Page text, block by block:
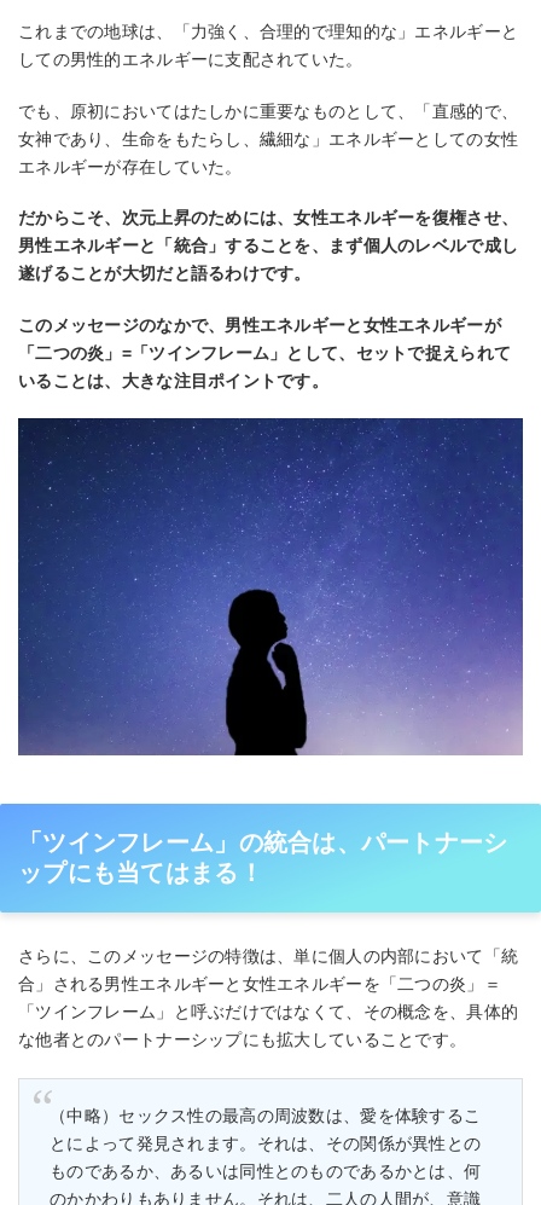
これまでの地球は、「力強く、合理的で理知的な」エネルギーと
しての男性的エネルギーに支配されていた。
でも、原初においてはたしかに重要なものとして、「直感的で、
女神であり、生命をもたらし、繊細な」エネルギーとしての女性
エネルギーが存在していた。
だからこそ、次元上昇のためには、女性エネルギーを復権させ、
男性エネルギーと「統合」することを、まず個人のレベルで成し
遂げることが大切だと語るわけです。
このメッセージのなかで、男性エネルギーと女性エネルギーが
「二つの炎」=「ツインフレーム」として、セットで捉えられて
いることは、大きな注目ポイントです。
「ツインフレーム」の統合は、パートナーシ
ップにも当てはまる！
さらに、このメッセージの特徴は、単に個⼈の内部において「統
合」される男性エネルギーと⼥性エネルギーを「⼆つの炎」＝
「ツインフレーム」と呼ぶだけではなくて、その概念を、具体的
な他者とのパートナーシップにも拡⼤していることです。
（中略）セックス性の最⾼の周波数は、愛を体験するこ
とによって発⾒されます。それは、その関係が異性との
ものであるか、あるいは同性とのものであるかとは、何
のかかわりもありません。それは、⼆⼈の⼈間が、意識